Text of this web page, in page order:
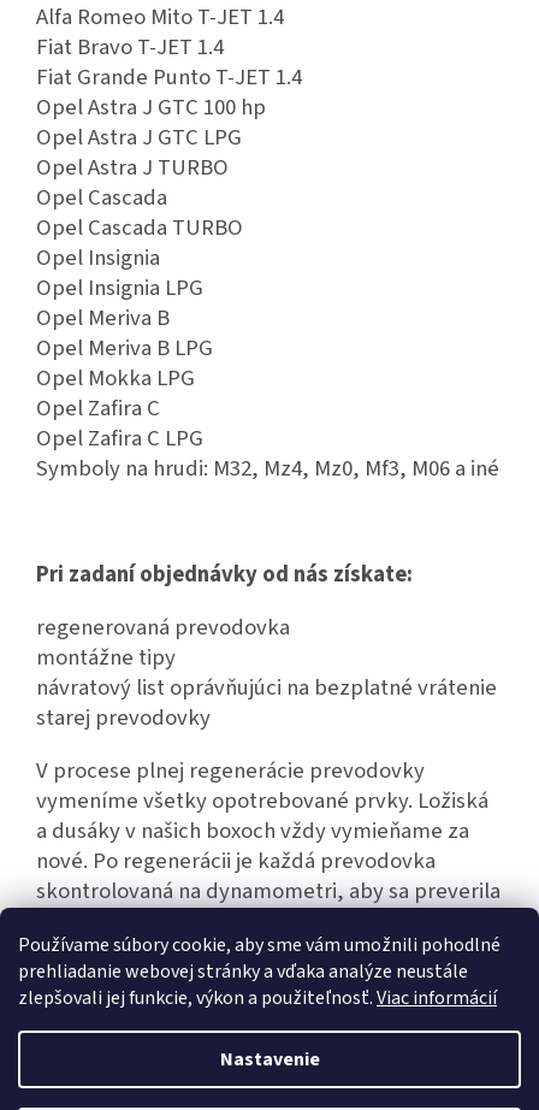
Používame súbory cookie, aby sme vám umožnili pohodlné
prehliadanie webovej stránky a vďaka analýze neustále
zlepšovali jej funkcie, výkon a použiteľnosť.Viac informácií
Nastavenie
Alfa Romeo Mito T-JET 1.4
Fiat Bravo T-JET 1.4
Fiat Grande Punto T-JET 1.4
Opel Astra J GTC 100 hp
Opel Astra J GTC LPG
Opel Astra J TURBO
Opel Cascada
Opel Cascada TURBO
Opel Insignia
Opel Insignia LPG
Opel Meriva B
Opel Meriva B LPG
Opel Mokka LPG
Opel Zafira C
Opel Zafira C LPG
Symboly na hrudi: M32, Mz4, Mz0, Mf3, M06 a iné
Pri zadaní objednávky od nás získate:
regenerovaná prevodovka
montážne tipy
návratový list oprávňujúci na bezplatné vrátenie
starej prevodovky
V procese plnej regenerácie prevodovky
vymeníme všetky opotrebované prvky. Ložiská
a dusáky v našich boxoch vždy vymieňame za
nové. Po regenerácii je každá prevodovka
skontrolovaná na dynamometri, aby sa preverila
Vytvoril Shoptet